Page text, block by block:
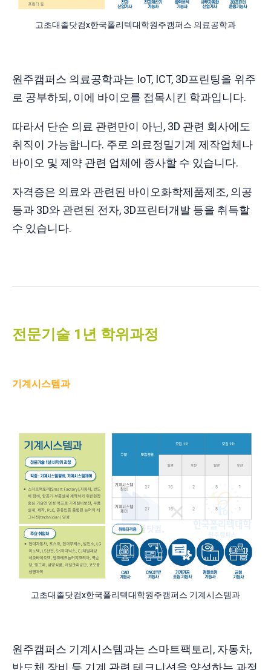
고초대졸닷컴x한국폴리텍대학원주캠퍼스 의료공학과
원주캠퍼스 의료공학과는 IoT, ICT, 3D프린팅을 위주
로 공부하되, 이에 바이오를 접목시킨 학과입니다.
따라서 단순 의료 관련만이 아닌, 3D 관련 회사에도
취직이 가능합니다. 주로 의료정밀기계 제작업체나
바이오 및 제약 관련 업체에 종사할 수 있습니다.
자격증은 의료와 관련된 바이오화학제품제조, 의공
등과 3D와 관련된 전자, 3D프린터개발 등을 취득할
수 있습니다.
전문기술 1년 학위과정
기계시스템과
고초대졸닷컴x한국폴리텍대학원주캠퍼스 기계시스템과
원주캠퍼스 기계시스템과는 스마트팩토리, 자동차,
반도체 장비 등 기계 관련 테크니션을 양성하는 과정